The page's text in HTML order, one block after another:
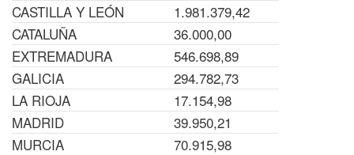
CASTILLA Y LEÓN
1.981.379,42
CATALUÑA
36.000,00
EXTREMADURA
546.698,89
GALICIA
294.782,73
LA RIOJA
17.154,98
MADRID
39.950,21
MURCIA
70.915,98